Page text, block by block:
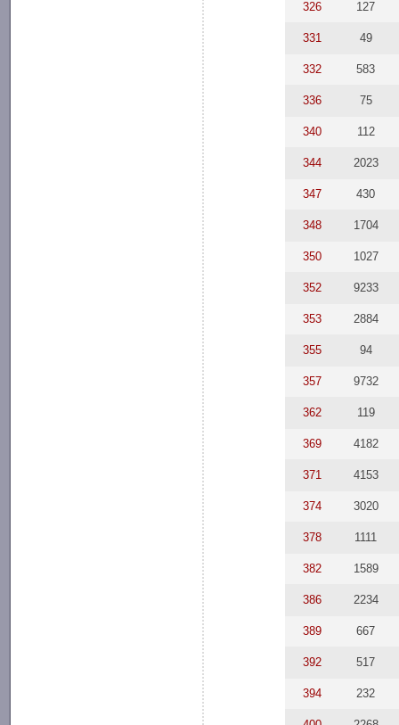
326 127
331 49
332 583
336 75
340 112
344 2023
347 430
348 1704
350 1027
352 9233
353 2884
355 94
357 9732
362 119
369 4182
371 4153
374 3020
378 1111
382 1589
386 2234
389 667
392 517
394 232